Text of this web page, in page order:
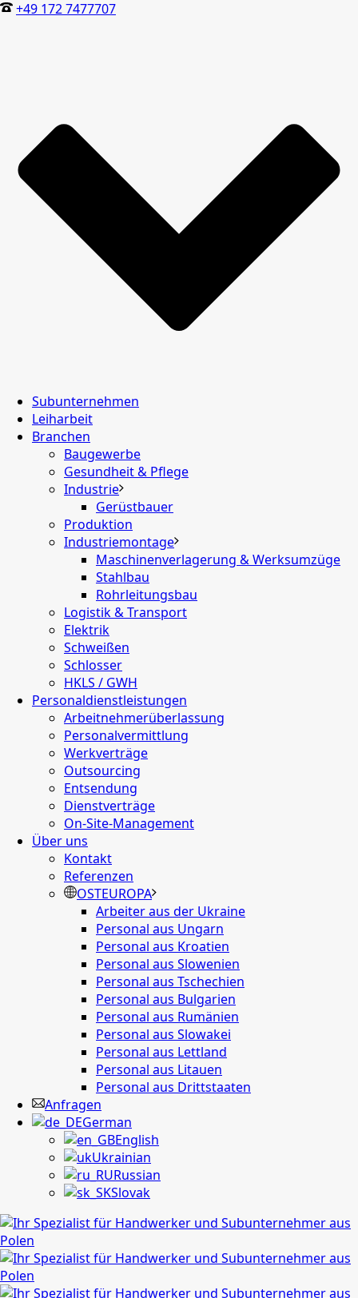
+49 172 7477707
Subunternehmen
Leiharbeit
Branchen
Baugewerbe
Gesundheit & Pflege
Industrie
Gerüstbauer
Produktion
Industriemontage
Maschinenverlagerung & Werksumzüge
Stahlbau
Rohrleitungsbau
Logistik & Transport
Elektrik
Schweißen
Schlosser
HKLS / GWH
Personaldienstleistungen
Arbeitnehmerüberlassung
Personalvermittlung
Werkverträge
Outsourcing
Entsendung
Dienstverträge
On-Site-Management
Über uns
Kontakt
Referenzen
OSTEUROPA
Arbeiter aus der Ukraine
Personal aus Ungarn
Personal aus Kroatien
Personal aus Slowenien
Personal aus Tschechien
Personal aus Bulgarien
Personal aus Rumänien
Personal aus Slowakei
Personal aus Lettland
Personal aus Litauen
Personal aus Drittstaaten
Anfragen
German
English
Ukrainian
Russian
Slovak